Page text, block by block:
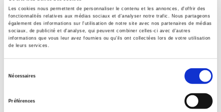
Les cookies nous permettent de personnaliser le contenu et les annonces, d'offrir des
fonctionnalités relatives aux médias sociaux et d'analyser notre trafic. Nous partageons
également des informations sur l'utilisation de notre site avec nos partenaires de médias
sociaux, de publicité et d'analyse, qui peuvent combiner celles-ci avec d'autres
informations que vous leur avez fournies ou qu'ils ont collectées lors de votre utilisation
de leurs services.
Nécessaires
Préférences